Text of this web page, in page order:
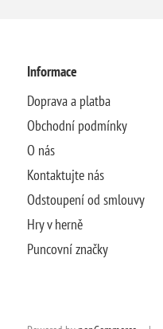
Informace
Doprava a platba
Obchodní podmínky
O nás
Kontaktujte nás
Odstoupení od smlouvy
Hry v herně
Puncovní značky